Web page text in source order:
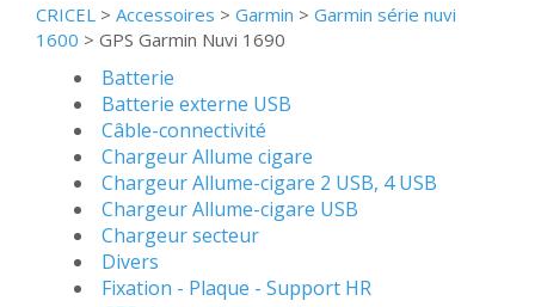
CRICEL > Accessoires > Garmin > Garmin série nuvi
1600 > GPS Garmin Nuvi 1690
Batterie
Batterie externe USB
Câble-connectivité
Chargeur Allume cigare
Chargeur Allume-cigare 2 USB, 4 USB
Chargeur Allume-cigare USB
Chargeur secteur
Divers
Fixation - Plaque - Support HR